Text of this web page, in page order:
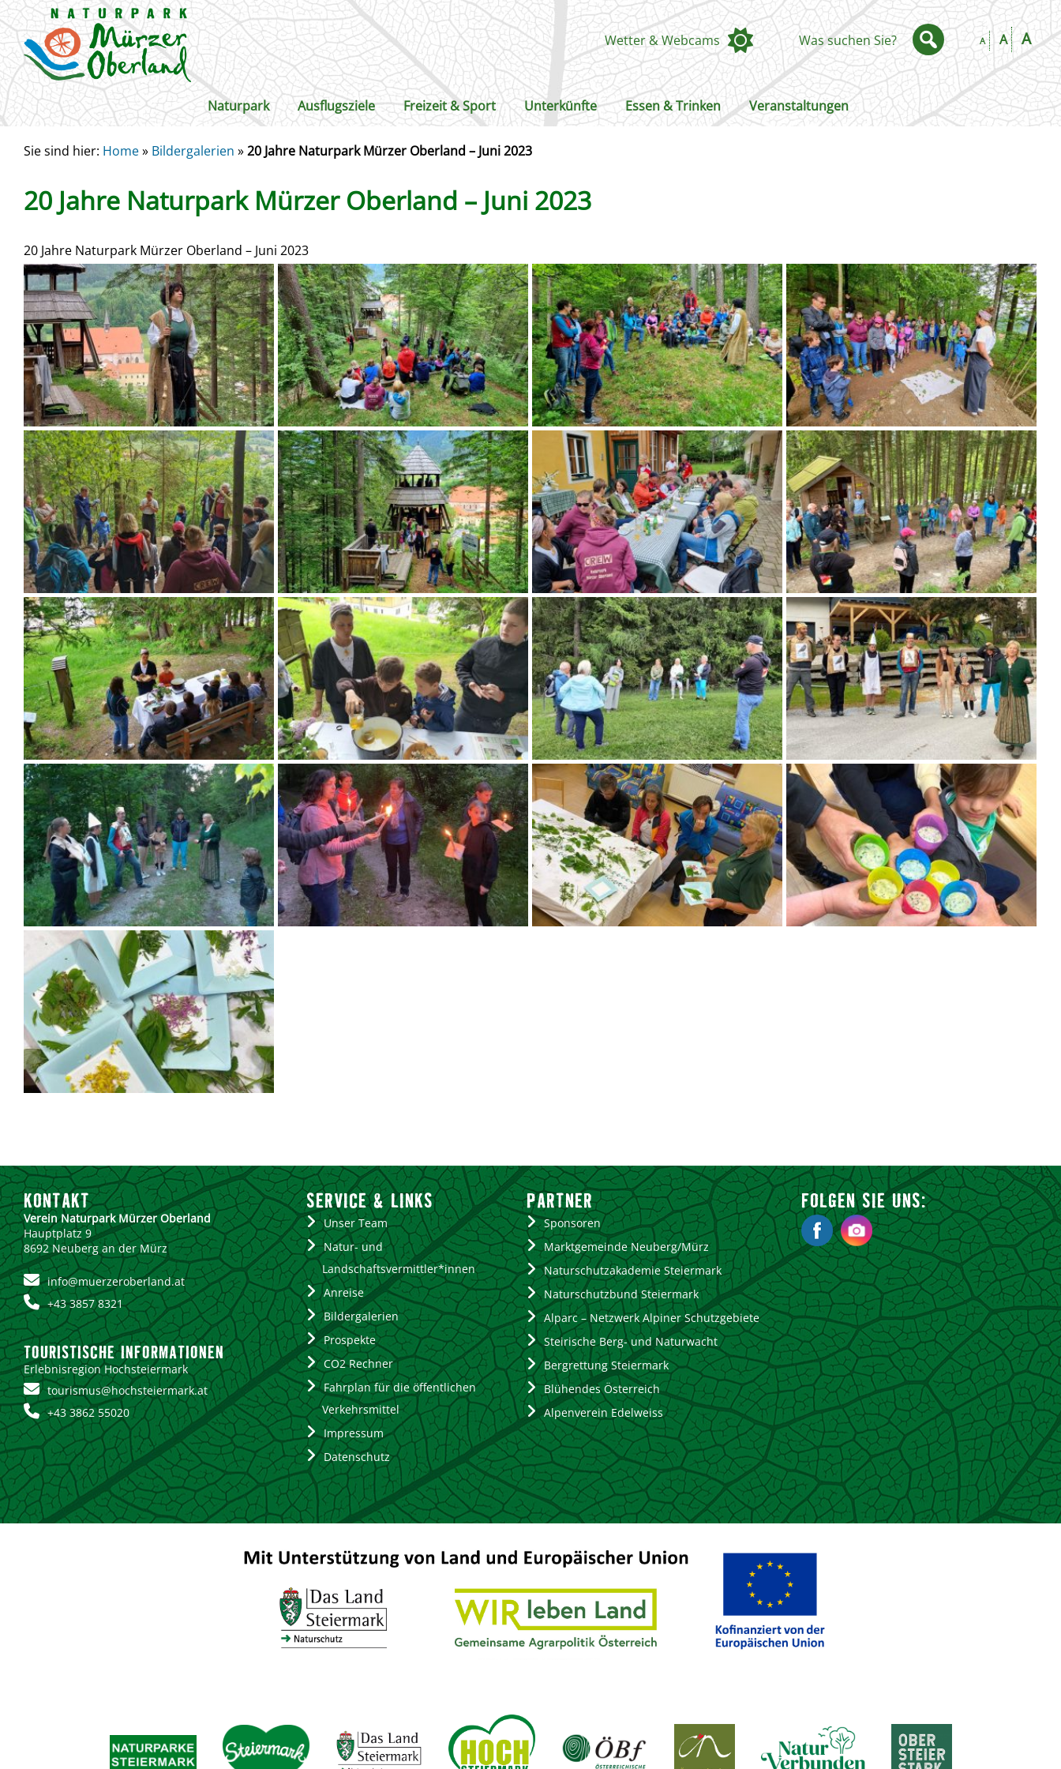
A A A
Was suchen Sie?
Wetter & Webcams
Naturpark Ausflugsziele Freizeit & Sport Unterkünfte Essen & Trinken Veranstaltungen
Sie sind hier: Home» Bildergalerien »20 Jahre Naturpark Mürzer Oberland – Juni 2023
20 Jahre Naturpark Mürzer Oberland – Juni 2023
20 Jahre Naturpark Mürzer Oberland – Juni 2023
KONTAKT
Verein Naturpark Mürzer Oberland
Hauptplatz 9
8692 Neuberg an der Mürz
info@muerzeroberland.at
+43 3857 8321
TOURISTISCHE INFORMATIONEN
Erlebnisregion Hochsteiermark
tourismus@hochsteiermark.at
+43 3862 55020
SERVICE & LINKS
Unser Team
Natur- und
Landschaftsvermittler*innen
Anreise
Bildergalerien
Prospekte
CO2 Rechner
Fahrplan für die öffentlichen
Verkehrsmittel
Impressum
Datenschutz
PARTNER
Sponsoren
Marktgemeinde Neuberg/Mürz
Naturschutzakademie Steiermark
Naturschutzbund Steiermark
Alparc – Netzwerk Alpiner Schutzgebiete
Steirische Berg- und Naturwacht
Bergrettung Steiermark
Blühendes Österreich
Alpenverein Edelweiss
FOLGEN SIE UNS: